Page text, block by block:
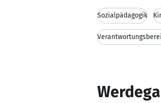
Sozialpädagogik